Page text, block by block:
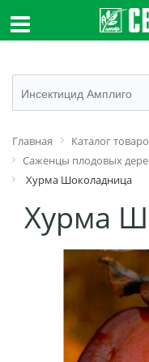
Главная Каталог
Саженцы плодовых
Хурма Шоколадница
Хурма